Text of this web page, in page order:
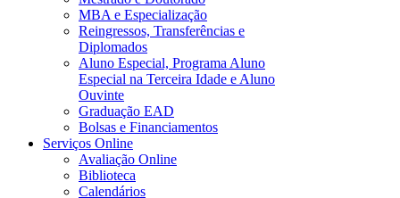
MBA e Especialização
Reingressos, Transferências e
Diplomados
Aluno Especial, Programa Aluno
Especial na Terceira Idade e Aluno
Ouvinte
Graduação EAD
Bolsas e Financiamentos
Serviços Online
Avaliação Online
Biblioteca
Calendários